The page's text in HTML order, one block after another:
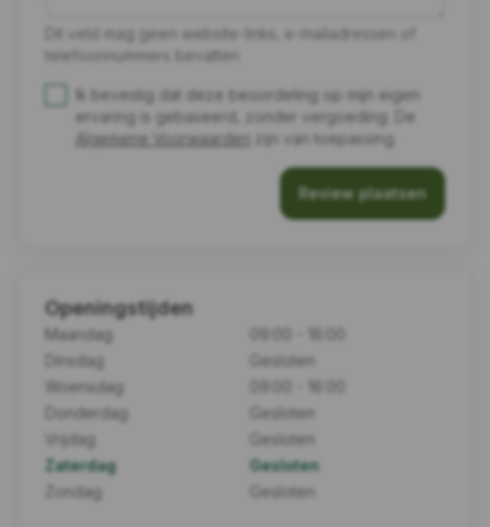
Dit veld mag geen website-links, e-mailadressen of
telefoonnummers bevatten
Ik bevestig dat deze beoordeling op mijn eigen
ervaring is gebaseerd, zonder vergoeding. De
Algemene Voorwaarden
zijn van toepassing.
Review plaatsen
Openingstijden
Maandag
Dinsdag
Gesloten
Woensdag
Donderdag
Gesloten
Vrijdag
Gesloten
Zaterdag
Gesloten
Zondag
Gesloten